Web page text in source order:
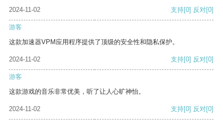
2024-11-02
支持[0] 反对[0]
游客
这款加速器VPM应用程序提供了顶级的安全性和隐私保护。
2024-11-02 支持[0] 反对[0]
游客
这款游戏的音乐非常优美，听了让人心旷神怡。
2024-11-02 支持[0] 反对[0]